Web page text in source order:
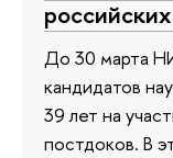
До 30 марта
кандидатов
39 лет на
постдоков. В